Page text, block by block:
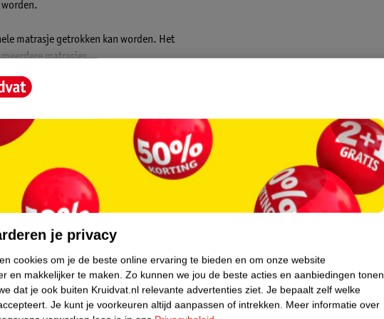
matrasje getrokken kan worden. Het
matrasjes.
de wasmachine. Alleen reinigen met
je privacy
cookies om je de beste online ervaring te bieden en om onze website
en makkelijker te maken. Zo kunnen we jou de beste acties en aanbiedingen tonen
dat je ook buiten Kruidvat.nl relevante advertenties ziet. Je bepaalt zelf welke
Je kunt je voorkeuren altijd aanpassen of intrekken. Meer informatie over